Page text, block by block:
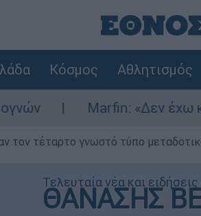
Κόσμος Αθλητισμός
Marfin: «Δεν έχω καμία σχέση
τον τέταρτο γνωστό τύπο
Τελευταία νέα και
ΘΑΝΑΣΗΣ